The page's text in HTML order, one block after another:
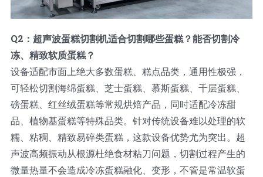
Q2：超声波蛋糕切割机适合切割哪些蛋糕？能否切割冷
冻、精致软质蛋糕？
设备适配市面上绝大多数蛋糕、糕点品类，通用性极强，
可轻松切割海绵蛋糕、芝士蛋糕、慕斯蛋糕、千层蛋糕、
磅蛋糕、红丝绒蛋糕等常规烘焙产品，同时适配冷冻甜
品、植物基蛋糕等特殊品类。针对传统设备难以处理的软
糯、粘稠、精致易碎类蛋糕，这款设备优势尤为突出。超
声波高频振动从根源杜绝食材粘刀问题，切割过程产生的
微量热量不会造成冷冻蛋糕融化、变形，不管是常温软蛋